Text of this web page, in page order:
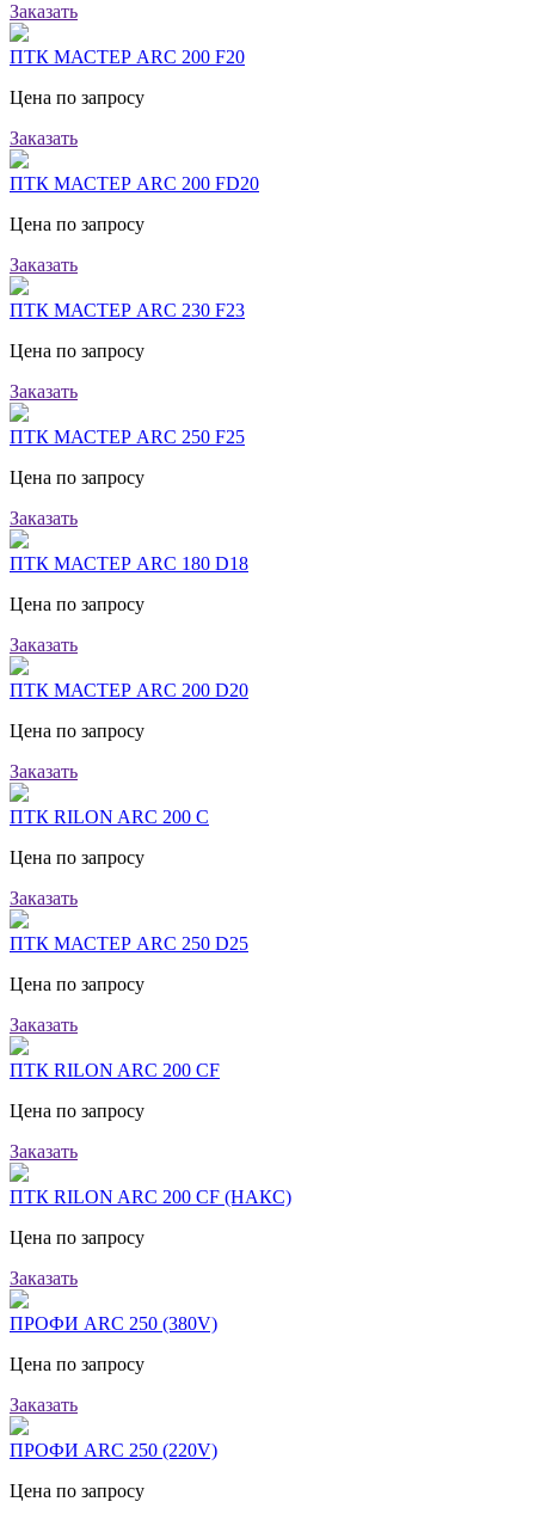
Заказать
ПТК МАСТЕР ARC 200 F20
Цена по запросу
Заказать
ПТК МАСТЕР ARC 200 FD20
Цена по запросу
Заказать
ПТК МАСТЕР ARC 230 F23
Цена по запросу
Заказать
ПТК МАСТЕР ARC 250 F25
Цена по запросу
Заказать
ПТК МАСТЕР ARC 180 D18
Цена по запросу
Заказать
ПТК МАСТЕР ARC 200 D20
Цена по запросу
Заказать
ПТК RILON ARC 200 C
Цена по запросу
Заказать
ПТК МАСТЕР ARC 250 D25
Цена по запросу
Заказать
ПТК RILON ARC 200 CF
Цена по запросу
Заказать
ПТК RILON ARC 200 CF (НАКС)
Цена по запросу
Заказать
ПРОФИ ARC 250 (380V)
Цена по запросу
Заказать
ПРОФИ ARC 250 (220V)
Цена по запросу